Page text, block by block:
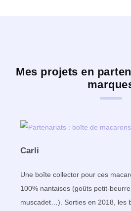
Mes projets en
Carli
Une boîte collector pour ces
100% nantaises (goûts petit-
muscadet…). Sorties en 2018, les